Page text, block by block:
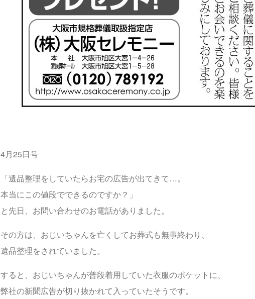
4月25日号
「遺品整理をしていたらお宅の広告が出てきて…。
本当にこの値段でできるのですか？」
と先日、お問い合わせのお電話がありました。
その方は、おじいちゃんを亡くしてお葬式も無事終わり、
遺品整理をされていました。
すると、おじいちゃんが普段着用していた衣服のポケットに、
弊社の新聞広告が切り抜かれて入っていたそうです。